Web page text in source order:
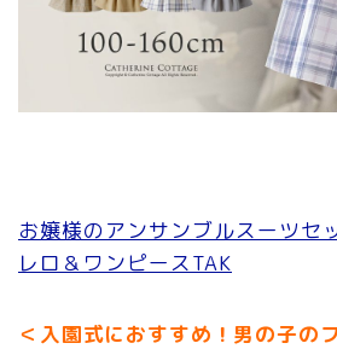
お嬢様のアンサンブルスーツセ
レロ＆ワンピースTAK
＜入園式におすすめ！男の子の